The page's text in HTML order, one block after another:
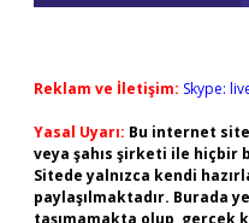
Reklam ve İletişim: Skype:
Yasal Uyarı: Bu internet
veya şahıs şirketi ile hiçbir
Sitede yalnızca kendi
paylaşılmaktadır. Burada
taşımamakta olup, gerçek